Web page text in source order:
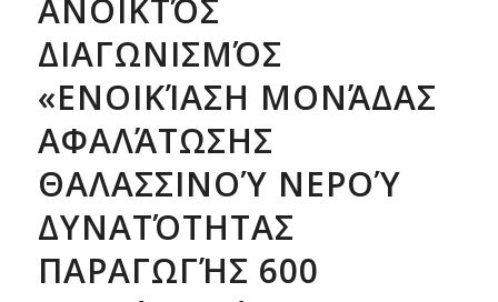
ΑΝΟΙΚΤΌΣ
ΔΙΑΓΩΝΙΣΜΌΣ
«ΕΝΟΙΚΊΑΣΗ ΜΟΝΆΔΑΣ
ΑΦΑΛΆΤΩΣΗΣ
ΘΑΛΑΣΣΙΝΟΎ ΝΕΡΟΎ
ΔΥΝΑΤΌΤΗΤΑΣ
ΠΑΡΑΓΩΓΉΣ 600